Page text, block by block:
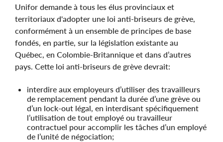
Unifor demande à tous les élus provinciaux et
territoriaux d'adopter une loi anti-briseurs de grève,
conformément à un ensemble de principes de base
fondés, en partie, sur la législation existante au
Québec, en Colombie-Britannique et dans d’autres
pays. Cette loi anti-briseurs de grève devrait:
interdire aux employeurs d’utiliser des travailleurs
de remplacement pendant la durée d’une grève ou
d’un lock-out légal, en interdisant spécifiquement
l’utilisation de tout employé ou travailleur
contractuel pour accomplir les tâches d’un employé
de l’unité de négociation;